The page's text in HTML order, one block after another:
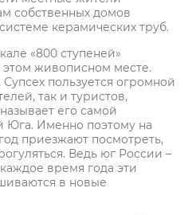
собственных домов
керамических труб.
«800 ступеней»
этом живописном месте.
пользуется огромной
так и туристов,
его самой
Юга. Именно поэтому на
приезжают посмотреть,
Ведь юг России –
время года эти
в новые